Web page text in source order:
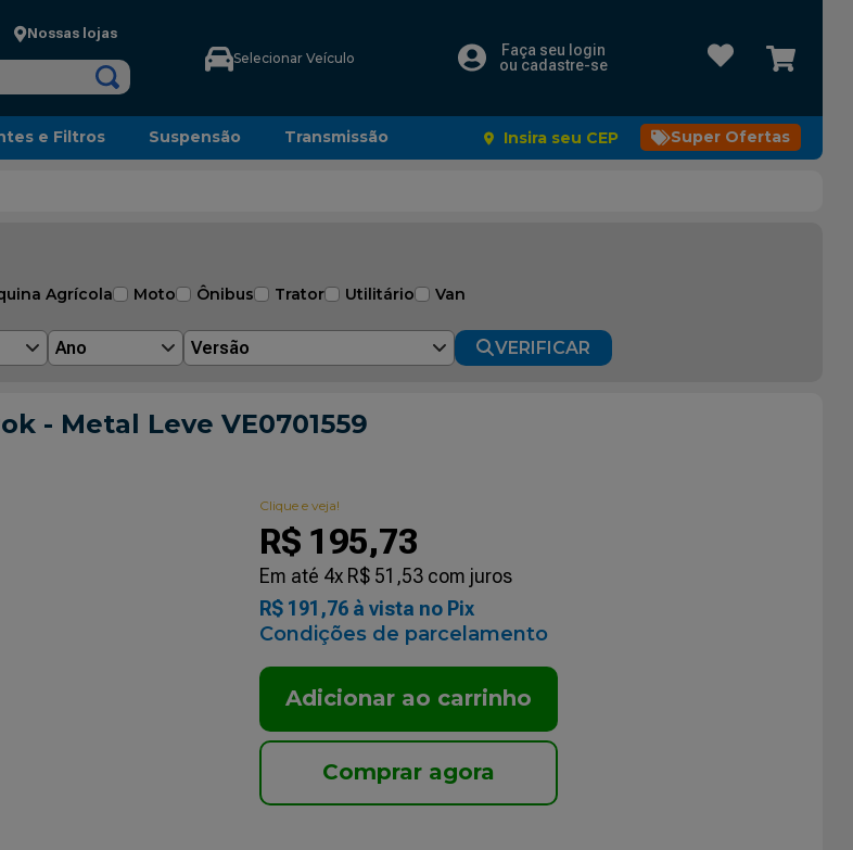
Nossas lojas
Selecionar Veículo
Faça seu login
ou cadastre-se
e Filtros Suspensão Transmissão Insira seu CEP Super Ofertas
Agrícola Moto Ônibus Trator Utilitário Van
Ano Versão VERIFICAR
- Metal Leve VE0701559
Clique e veja!
R$ 195,73
Em até 4x R$ 51 ,53com juros
R$ 191 ,76à vista no Pix
Condições de parcelamento
Adicionar ao carrinho